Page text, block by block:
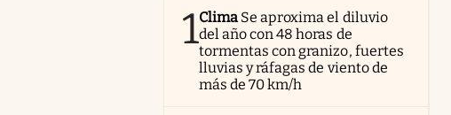
1Clima Se aproxima el diluvio
del año con 48 horas de
tormentas con granizo, fuertes
lluvias y ráfagas de viento de
más de 70 km/h